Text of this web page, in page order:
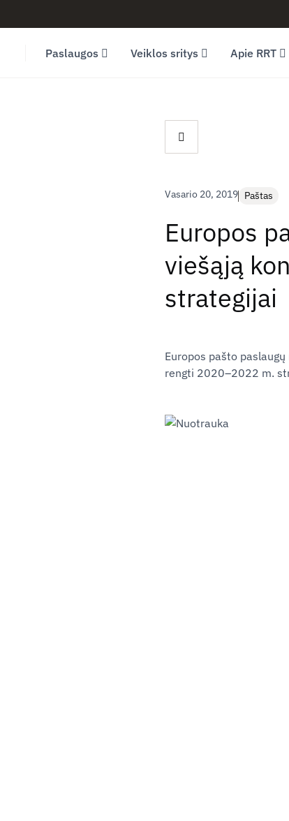
Paslaugos Veiklos sritys Apie RRT
Vasario 20, 2019 Paštas
Europos
viešąją
strategijai
Europos pašto
rengti 2020–2022 m.